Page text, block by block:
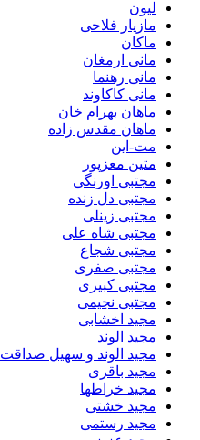
لیون
مازیار فلاحی
ماکان
مانی ارمغان
مانی رهنما
مانی کاکاوند
ماهان بهرام خان
ماهان مقدس زاده
مت-این
متین معزپور
مجتبی اورنگی
مجتبی دل زنده
مجتبی زینلی
مجتبی شاه علی
مجتبی شجاع
مجتبی صفری
مجتبی کبیری
مجتبی نجیمی
مجید اخشابی
مجید الوند‎
مجید الوند و سهیل صداقت
مجید باقری
مجید خراطها
مجید خشتی
مجید رستمی